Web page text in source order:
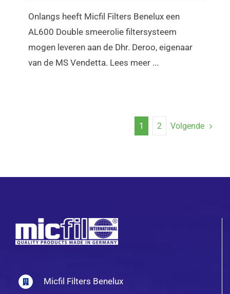
Onlangs heeft Micfil Filters Benelux een
AL600 Double smeerolie filtersysteem
mogen leveren aan de Dhr. Deroo, eigenaar
van de MS Vendetta. Lees meer ...
1 2 Volgende
Micfil Filters Benelux